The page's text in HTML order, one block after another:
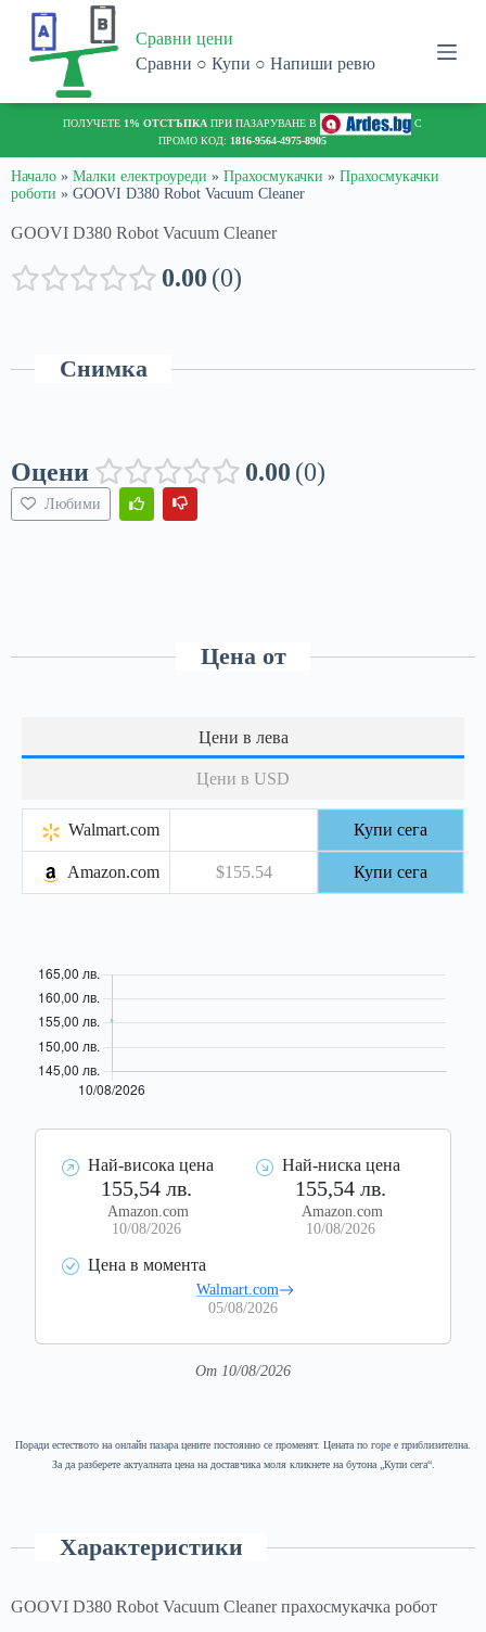
o
n
t
n
Сравни цени
Сравни ○ Купи ○ Напиши ревю
ПОЛУЧЕТЕ 1% ОТСТЪПКА ПРИ ПАЗАРУВАНЕ В
С
ПРОМО КОД: 1816-9564-4975-8905
Начало » Малки електроуреди » Прахосмукачки » Прахосмукачки
роботи » GOOVI D380 Robot Vacuum Cleaner
GOOVI D380 Robot Vacuum Cleaner
0.00 0
Снимка
Оцени 0.00 0
Любими
Цена от
Цени в лева
Цени в USD
Walmart.com Купи сега
Amazon.com $155.54 Купи сега
Най-висока цена
155,54 лв.
Amazon.com
10/08/2026
Най-ниска цена
155,54 лв.
Amazon.com
10/08/2026
Цена в момента
Walmart.com
05/08/2026
От 10/08/2026
Поради естеството на онлайн пазара цените постоянно се променят. Цената по горе е приблизителна.
За да разберете актуалната цена на доставчика моля кликнете на бутона „Купи сега“.
Характеристики
GOOVI D380 Robot Vacuum Cleaner прахосмукачка робот